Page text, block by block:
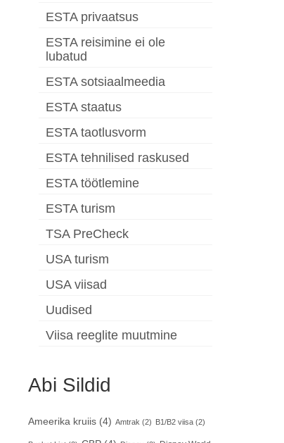
ESTA privaatsus
ESTA reisimine ei ole
lubatud
ESTA sotsiaalmeedia
ESTA staatus
ESTA taotlusvorm
ESTA tehnilised raskused
ESTA töötlemine
ESTA turism
TSA PreCheck
USA turism
USA viisad
Uudised
Viisa reeglite muutmine
Abi Sildid
Ameerika kruiis(4) Amtrak (2) B1/B2 viisa(2)